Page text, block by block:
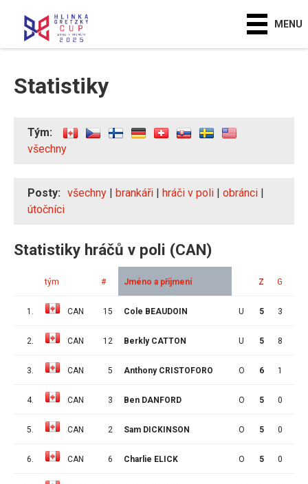
MENU
Statistiky
Tým:
všechny
Posty: všechny | brankáři | hráči v poli | obránci |
útočníci
Statistiky hráčů v poli (CAN)
tým # Jméno a příjmení Z G
1. CAN 15 Cole BEAUDOIN U 5 3
2. CAN 12 Berkly CATTON U 5 8
3. CAN 5 Anthony CRISTOFORO O 6 1
4. CAN 3 Ben DANFORD O 5 0
5. CAN 2 Sam DICKINSON O 5 0
6. CAN 6 Charlie ELICK O 5 0